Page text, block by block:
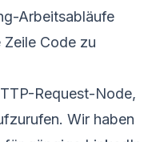
Arbeitsabläufe
Zeile Code zu
Request-Node,
Wir haben